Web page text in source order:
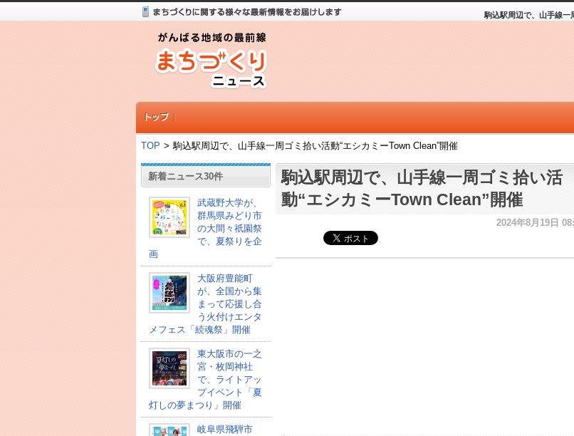
駒込駅周辺で、山手線一
TOP > 駒込駅周辺で、山手線一周ゴミ拾い活動“エシカミーTown Clean”開催
新着ニュース30件
武蔵野大学が、
群馬県みどり市
の大間々祇園祭
で、夏祭りを企
画
大阪府豊能町
が、全国から集
まって応援し合
う火付けエンタ
メフェス「続魂祭」開催
東大阪市の一之
宮・枚岡神社
で、ライトアッ
プイベント「夏
灯しの夢まつり」開催
岐阜県飛騨市
駒込駅周辺で、山手線一周ゴミ拾い活
動“エシカミーTown Clean”開催
2024年8月19日